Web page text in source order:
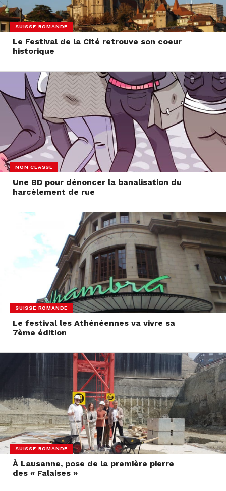
SUISSE ROMANDE
Le Festival de la Cité retrouve son coeur
historique
NON CLASSÉ
Une BD pour dénoncer la banalisation du
harcèlement de rue
SUISSE ROMANDE
Le festival les Athénéennes va vivre sa
7ème édition
SUISSE ROMANDE
À Lausanne, pose de la première pierre
des « Falaises »